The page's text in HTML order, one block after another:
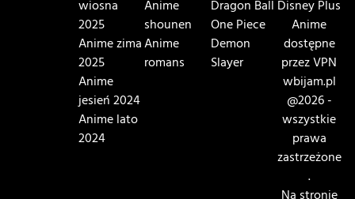
wiosna
2025
Anime zima
2025
Anime
jesień 2024
Anime lato
2024
Anime
shounen
Anime
romans
Dragon Ball
One Piece
Demon
Slayer
Disney Plus
Anime
dostępne
przez VPN
wbijam.pl
@2026 -
wszystkie
prawa
zastrzeżone
.